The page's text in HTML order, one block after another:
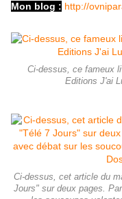
Mon blog : http://
Ci-dessus, ce fameux
Editions J'ai
Ci-dessus, cet article du
Jours" sur deux pages.